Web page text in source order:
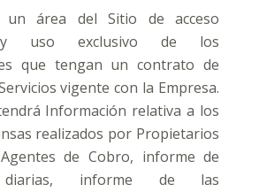
un área del Sitio de acceso
y uso exclusivo de los
que tengan un contrato de
vigente con la Empresa.
Información relativa a los
realizados por Propietarios
de Cobro, informe de
diarias, informe de las